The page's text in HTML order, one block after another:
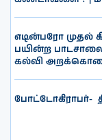
எடின்பரோ முதல்
பயின்ற
கல்வி
போட்டோகிராபர்-